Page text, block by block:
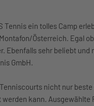
Tennis ein tolles Camp
Österreich. Egal
Ebenfalls sehr beliebt
GmbH.
nicht nur
kann. Ausgewählte